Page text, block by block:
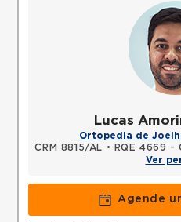
Lucas
Ortopedia de
CRM 8815/AL •
RQE 4669 -
Ver
Agende